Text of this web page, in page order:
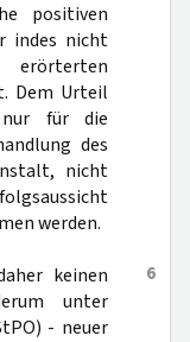
positiven
indes nicht
Dem Urteil
für die
des
nicht
werden.
6
keinen
unter
- neuer